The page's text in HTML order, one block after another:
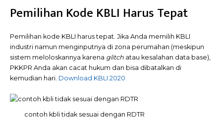
Pemilihan Kode KBLI Harus Tepat
Pemilihan kode KBLI harus tepat. Jika Anda memilih KBLI
industri namun menginputnya di zona perumahan (meskipun
sistem meloloskannya karena glitch atau kesalahan data base),
PKKPR Anda akan cacat hukum dan bisa dibatalkan di
kemudian hari. Download KBLI 2020
contoh kbli tidak sesuai dengan RDTR